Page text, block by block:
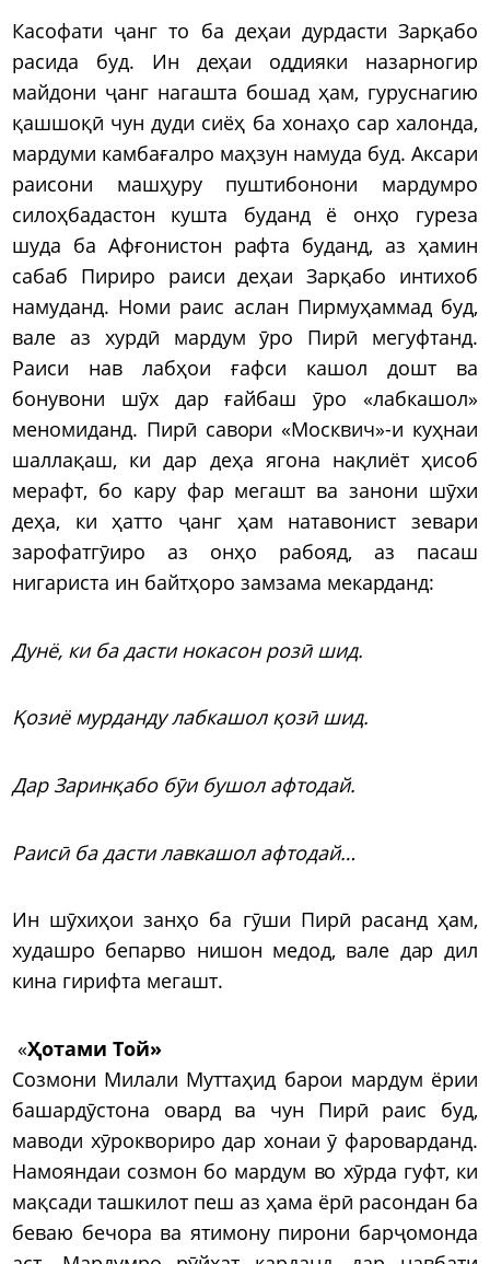
Касофати ҷанг то ба деҳаи дурдасти Зарқабо
расида буд. Ин деҳаи оддияки назарногир
майдони ҷанг нагашта бошад ҳам, гуруснагию
қашшоқӣ чун дуди сиёҳ ба хонаҳо сар халонда,
мардуми камбағалро маҳзун намуда буд. Аксари
раисони машҳуру пуштибонони мардумро
силоҳбадастон кушта буданд ё онҳо гуреза
шуда ба Афғонистон рафта буданд, аз ҳамин
сабаб Пириро раиси деҳаи Зарқабо интихоб
намуданд. Номи раис аслан Пирмуҳаммад буд,
вале аз хурдӣ мардум ӯро Пирӣ мегуфтанд.
Раиси нав лабҳои ғафси кашол дошт ва
бонувони шӯх дар ғайбаш ӯро «лабкашол»
меномиданд. Пирӣ савори «Москвич»-и куҳнаи
шаллақаш, ки дар деҳа ягона нақлиёт ҳисоб
мерафт, бо кару фар мегашт ва занони шӯхи
деҳа, ки ҳатто ҷанг ҳам натавонист зевари
зарофатгӯиро аз онҳо рабояд, аз пасаш
нигариста ин байтҳоро замзама мекарданд:
Дунё, ки ба дасти нокасон розӣ шид.
Қозиё мурданду лабкашол қозӣ шид.
Дар Заринқабо бӯи бушол афтодай.
Раисӣ ба дасти лавкашол афтодай…
Ин шӯхиҳои занҳо ба гӯши Пирӣ расанд ҳам,
худашро бепарво нишон медод, вале дар дил
кина гирифта мегашт.
«Ҳотами Той»
Созмони Милали Муттаҳид барои мардум ёрии
башардӯстона овард ва чун Пирӣ раис буд,
маводи хӯроквориро дар хонаи ӯ фароварданд.
Намояндаи созмон бо мардум во хӯрда гуфт, ки
мақсади ташкилот пеш аз ҳама ёрӣ расондан ба
беваю бечора ва ятимону пирони барҷомонда